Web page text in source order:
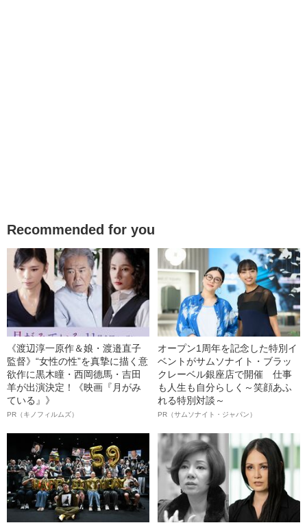
Recommended for you
《渡辺淳一原作＆娘・渡邉直子
監督》“女性の性”を真摯に描く意
欲作に黒木瞳・西岡德馬・吉田
羊が出演決定！《映画『月がみ
ている』》
PR（キノフィルムズ）
オープン1周年を記念した特別イ
ベントがサムソナイト・ブラッ
クレーベル銀座店で開催 仕事
も人生も自分らしく～笑顔あふ
れる特別対談～
PR（サムソナイト・ジャパン）